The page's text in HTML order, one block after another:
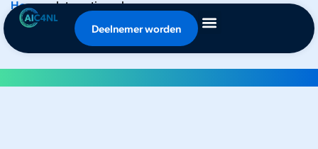
Deelnemer worden
Home•Internationaal
Nieuws